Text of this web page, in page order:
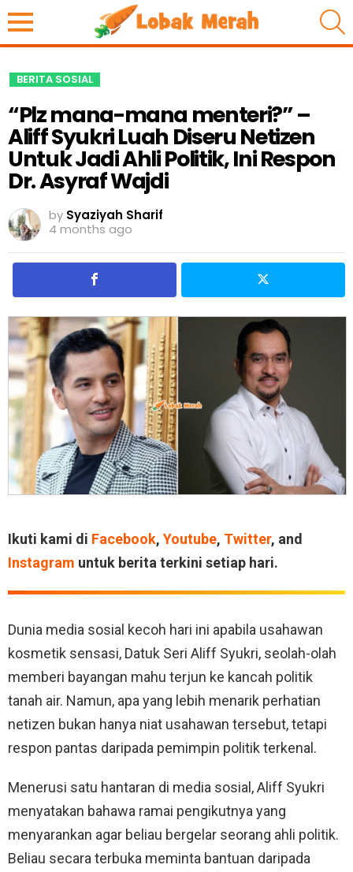
BERITA SOSIAL
“Plz mana-mana menteri?” –
Aliff Syukri Luah Diseru Netizen
Untuk Jadi Ahli Politik, Ini Respon
Dr. Asyraf Wajdi
by Syaziyah Sharif
4 months ago
Ikuti kami di Facebook, Youtube, Twitter, and
Instagram untuk berita terkini setiap hari.
Dunia media sosial kecoh hari ini apabila usahawan
kosmetik sensasi, Datuk Seri Aliff Syukri, seolah-olah
memberi bayangan mahu terjun ke kancah politik
tanah air. Namun, apa yang lebih menarik perhatian
netizen bukan hanya niat usahawan tersebut, tetapi
respon pantas daripada pemimpin politik terkenal.
Menerusi satu hantaran di media sosial, Aliff Syukri
menyatakan bahawa ramai pengikutnya yang
menyarankan agar beliau bergelar seorang ahli politik.
Beliau secara terbuka meminta bantuan daripada